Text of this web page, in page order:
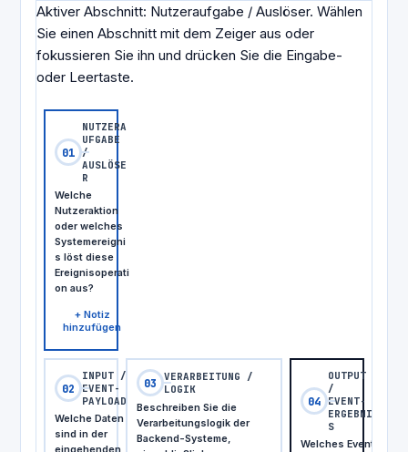
Aktiver Abschnitt: Nutzeraufgabe / Auslöser.Wählen
Sie einen Abschnitt mit dem Zeiger aus oder
fokussieren Sie ihn und drücken Sie die Eingabe-
oder Leertaste.
01
NUTZERA
UFGABE
/
AUSLÖSE
R
Welche
Nutzeraktion
oder welches
Systemereigni
s löst diese
Ereignisoperati
on aus?
+ Notiz
hinzufügen
02
INPUT /
EVENT-
PAYLOAD
Welche Daten
sind in der
eingehenden
03
VERARBEITUNG /
LOGIK
Beschreiben Sie die
Verarbeitungslogik der
Backend-Systeme,
04
OUTPUT
/
EVENT-
ERGEBNI
S
Welches Event